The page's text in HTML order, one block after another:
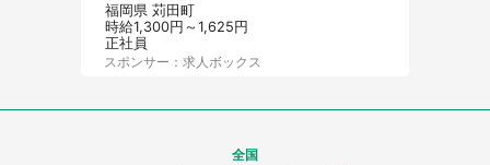
福岡県 苅田町
時給1,300円～1,625円
正社員
スポンサー：求人ボックス
全国